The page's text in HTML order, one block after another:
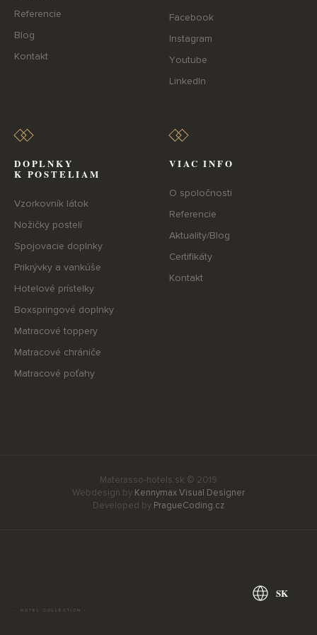
Referencie
Blog
Kontakt
Facebook
Instagram
Youtube
LinkedIn
DOPLNKY
K POSTELIAM
Vzorkovník látok
Nožičky postelí
Spojovacie doplnky
Prikrývky a vankúše
Hotelové prístelky
Boxspringové doplnky
Matracové toppery
Matracové chrániče
Matracové poťahy
VIAC INFO
O spoločnosti
Referencie
Aktuality/Blog
Certifikáty
Kontakt
Materasso-hotels.sk © 2019
Webdesign by Kennymax Visual Designer
Developed by PragueCoding.cz
- HOTEL COLLECTION -
SK